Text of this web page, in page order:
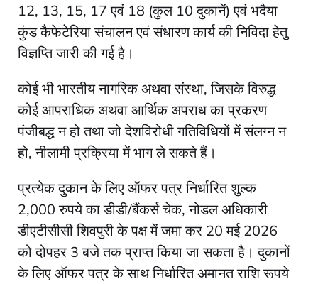
12, 13, 15, 17 एवं 18 (कुल 10 दुकानें) एवं भदैया
कुंड कैफेटेरिया संचालन एवं संधारण कार्य की निविदा हेतु
विज्ञप्ति जारी की गई है।
कोई भी भारतीय नागरिक अथवा संस्था, जिसके विरुद्ध
कोई आपराधिक अथवा आर्थिक अपराध का प्रकरण
पंजीबद्ध न हो तथा जो देशविरोधी गतिविधियों में संलग्न न
हो, नीलामी प्रक्रिया में भाग ले सकते हैं।
प्रत्येक दुकान के लिए ऑफर पत्र निर्धारित शुल्क
2,000 रुपये का डीडी/बैंकर्स चेक, नोडल अधिकारी
डीएटीसीसी शिवपुरी के पक्ष में जमा कर 20 मई 2026
को दोपहर 3 बजे तक प्राप्त किया जा सकता है। दुकानों
के लिए ऑफर पत्र के साथ निर्धारित अमानत राशि रूपये